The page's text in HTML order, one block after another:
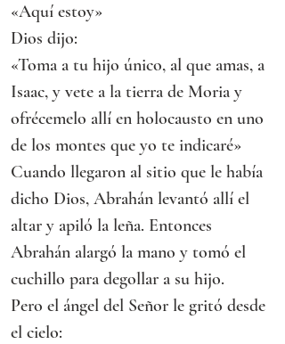
«Aquí estoy»
Dios dijo:
«Toma a tu hijo único, al que amas, a
Isaac, y vete a la tierra de Moria y
ofrécemelo allí en holocausto en uno
de los montes que yo te indicaré»
Cuando llegaron al sitio que le había
dicho Dios, Abrahán levantó allí el
altar y apiló la leña. Entonces
Abrahán alargó la mano y tomó el
cuchillo para degollar a su hijo.
Pero el ángel del Señor le gritó desde
el cielo: